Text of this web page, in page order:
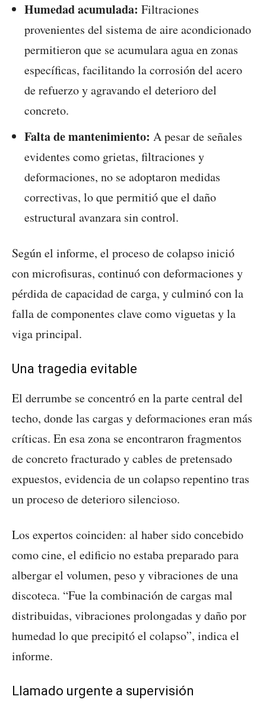
Humedad acumulada: Filtraciones
provenientes del sistema de aire acondicionado
permitieron que se acumulara agua en zonas
específicas, facilitando la corrosión del acero
de refuerzo y agravando el deterioro del
concreto.
Falta de mantenimiento: A pesar de señales
evidentes como grietas, filtraciones y
deformaciones, no se adoptaron medidas
correctivas, lo que permitió que el daño
estructural avanzara sin control.
Según el informe, el proceso de colapso inició
con microfisuras, continuó con deformaciones y
pérdida de capacidad de carga, y culminó con la
falla de componentes clave como viguetas y la
viga principal.
Una tragedia evitable
El derrumbe se concentró en la parte central del
techo, donde las cargas y deformaciones eran más
críticas. En esa zona se encontraron fragmentos
de concreto fracturado y cables de pretensado
expuestos, evidencia de un colapso repentino tras
un proceso de deterioro silencioso.
Los expertos coinciden: al haber sido concebido
como cine, el edificio no estaba preparado para
albergar el volumen, peso y vibraciones de una
discoteca. “Fue la combinación de cargas mal
distribuidas, vibraciones prolongadas y daño por
humedad lo que precipitó el colapso”, indica el
informe.
Llamado urgente a supervisión